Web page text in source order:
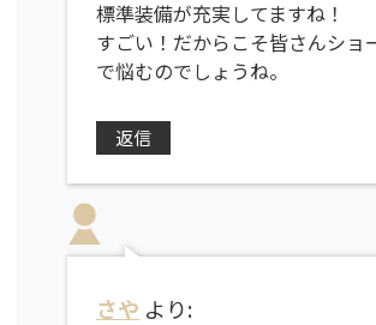
標準装備が充実してますね！
すごい！だからこそ皆さんショ
で悩むのでしょうね。
返信
さや より: